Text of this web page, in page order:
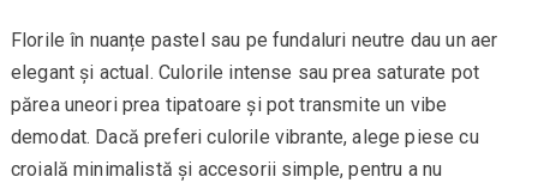
Florile în nuanțe pastel sau pe fundaluri neutre dau un aer
elegant și actual. Culorile intense sau prea saturate pot
părea uneori prea tipatoare și pot transmite un vibe
demodat. Dacă preferi culorile vibrante, alege piese cu
croială minimalistă și accesorii simple, pentru a nu